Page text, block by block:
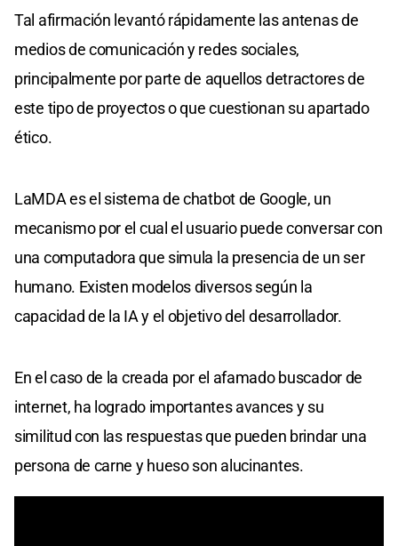
Tal afirmación levantó rápidamente las antenas de
medios de comunicación y redes sociales,
principalmente por parte de aquellos detractores de
este tipo de proyectos o que cuestionan su apartado
ético.
LaMDA es el sistema de chatbot de Google, un
mecanismo por el cual el usuario puede conversar con
una computadora que simula la presencia de un ser
humano. Existen modelos diversos según la
capacidad de la IA y el objetivo del desarrollador.
En el caso de la creada por el afamado buscador de
internet, ha logrado importantes avances y su
similitud con las respuestas que pueden brindar una
persona de carne y hueso son alucinantes.